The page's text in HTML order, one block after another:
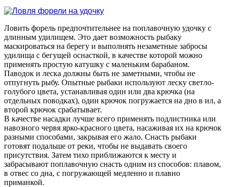
Ловить форель предпочтительнее на поплавочную удочку с
длинным удилищем. Это дает возможность рыбаку
маскироваться на берегу и выполнять незаметные забросы
удилища с бегущей оснасткой, в качестве которой можно
применять простую катушку с маленьким барабаном.
Паводок и леска должны быть не заметными, чтобы не
отпугнуть рыбу. Опытные рыбаки используют леску светло-
голубого цвета, устанавливая один или два крючка (на
отдельных поводках), один крючок погружается на дно в ил, а
второй крючок срабатывает.
В качестве насадки лучше всего применять подлистника или
навозного червя ярко-красного цвета, насаживая их на крючок
разными способами, закрывая его жало. Снасть рыбаки
готовят подальше от реки, чтобы не выдавать своего
присутствия. Затем тихо приближаются к месту и
забрасывают поплавочную снасть одним из способов: плавом,
в отвес со дна, с погружающей медленно и плавно
приманкой.